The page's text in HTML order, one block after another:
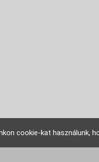
cookie-kat használunk,